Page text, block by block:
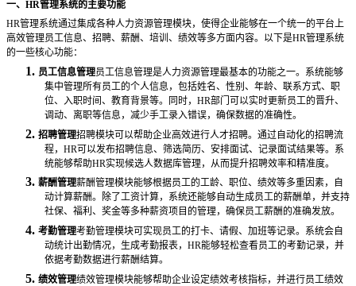
一、 HR管理系统的主要功能
HR管理系统通过集成各种人力资源管理模块，使得企业能够在一个统一的平台上
高效管理员工信息、招聘、薪酬、培训、绩效等多方面内容。以下是HR管理系统
的一些核心功能：
1. 员工信息管理员工信息管理是人力资源管理最基本的功能之一。系统能够
集中管理所有员工的个人信息，包括姓名、性别、年龄、联系方式、职
位、入职时间、教育背景等。同时， HR部门可以实时更新员工的晋升、
调动、离职等信息，减少手工录入错误，确保数据的准确性。
2. 招聘管理招聘模块可以帮助企业高效进行人才招聘。通过自动化的招聘流
程， HR可以发布招聘信息、筛选简历、安排面试、记录面试结果等。系
统能够帮助HR实现候选人数据库管理，从而提升招聘效率和精准度。
3. 薪酬管理薪酬管理模块能够根据员工的工龄、职位、绩效等多重因素，自
动计算薪酬。除了工资计算，系统还能够自动生成员工的薪酬单，并支持
社保、福利、奖金等多种薪资项目的管理，确保员工薪酬的准确发放。
4. 考勤管理考勤管理模块可实现员工的打卡、请假、加班等记录。系统会自
动统计出勤情况，生成考勤报表， HR能够轻松查看员工的考勤记录，并
依据考勤数据进行薪酬结算。
5. 绩效管理绩效管理模块能够帮助企业设定绩效考核指标，并进行员工绩效